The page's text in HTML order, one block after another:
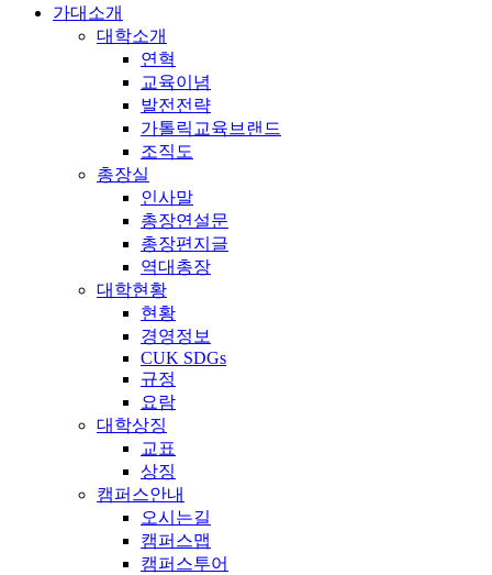
가대소개
대학소개
연혁
교육이념
발전전략
가톨릭교육브랜드
조직도
총장실
인사말
총장연설문
총장편지글
역대총장
대학현황
현황
경영정보
CUK SDGs
규정
요람
대학상징
교표
상징
캠퍼스안내
오시는길
캠퍼스맵
캠퍼스투어